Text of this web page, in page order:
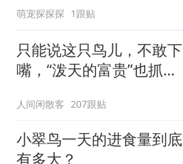
萌宠探探探 1跟贴
只能说这只鸟儿，不敢下
嘴，“泼天的富贵”也抓不
人间闲散客 207跟贴
小翠鸟一天的进食量到底
有多大？